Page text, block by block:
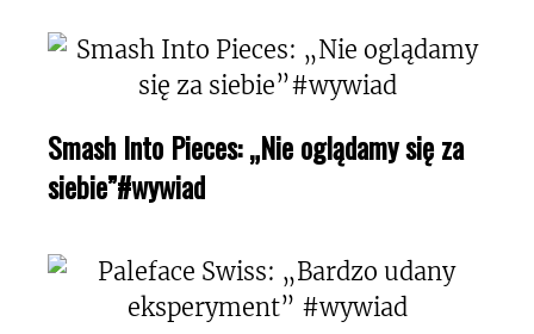
Smash Into Pieces: „Nie oglądamy się za
siebie”#wywiad